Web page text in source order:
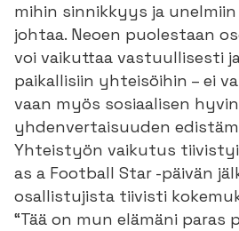
mihin sinnikkyys ja
johtaa. Neoen puolestaan
voi vaikuttaa vastuullisesti
paikallisiin yhteisöihin – ei
vaan myös sosiaalisen
yhdenvertaisuuden
Yhteistyön vaikutus
as a Football Star -päivän
osallistujista tiivisti
“Tää on mun elämäni paras